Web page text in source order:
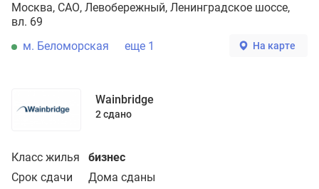
Москва САО Левобережный Ленинградское шоссе,
вл. 69
м. Беломорская
еще 1 На карте
Wainbridge
2 сдано
Класс жилья бизнес
Срок сдачи
Дома сданы